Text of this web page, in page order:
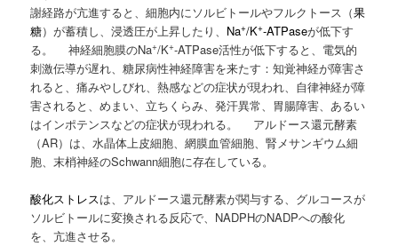
謝経路が亢進すると、細胞内にソルビトールやフルクトース（果
糖）が蓄積し、浸透圧が上昇したり、 Na+/K+-ATPaseが低下す
る。 神経細胞膜のNa+/K+-ATPase活性が低下すると、電気的
刺激伝導が遅れ、糖尿病性神経障害を来たす：知覚神経が障害さ
れると、痛みやしびれ、熱感などの症状が現われ、自律神経が障
害されると、めまい、立ちくらみ、発汗異常、胃腸障害、あるい
はインポテンスなどの症状が現われる。 アルドース還元酵素
（AR）は、水晶体上皮細胞、網膜血管細胞、腎メサンギウム細
胞、末梢神経のSchwann細胞に存在している。
酸化ストレスは、アルドース還元酵素が関与する、グルコースが
ソルビトールに変換される反応で、NADPHのNADPへの酸化
を、亢進させる。